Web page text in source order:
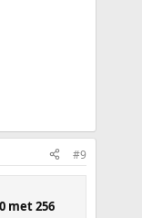
#9
met 256